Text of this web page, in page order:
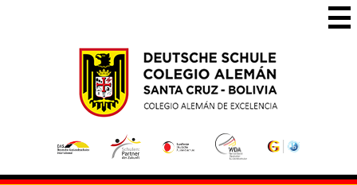
to
main
content
Colegio
Santa
Cruz
Colegio
de
Excelencia
Useful
Links